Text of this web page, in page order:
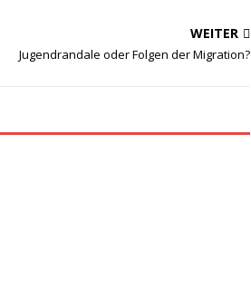
WEITER
Jugendrandale oder Folgen der Migration?